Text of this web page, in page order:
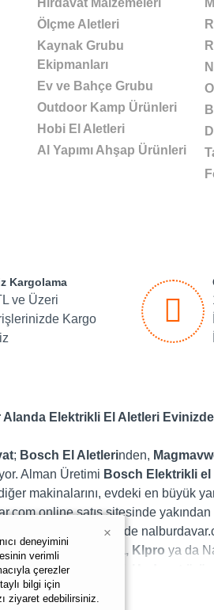
Hırdavat Malzemeleri
Ölçme Aletleri
Kaynak Grubu
Ekipmanları
Ev ve Bahçe Grubu
Outdoor Kamp Ürünleri
Hobi El Aletleri
Al Yapımı Ahşap Ürünleri
Kargolama
ve Üzeri
Kargo
Alanda Elektrikli El Aletleri Evinizde
; Bosch El Aletlerinden,
Alman Üretimi Bosch Elektrikli el
makinalarını, evdeki en büyük
online satış sitesinde
ürünleri el aletleri de
Makita, Max-extra, Klpro ya da
,elektrikli ev aletleri
Testereler Hesaplı Fiyata
deneyimini
verimli
çerezler
bilgi için
ziyaret edebilirsiniz.
×